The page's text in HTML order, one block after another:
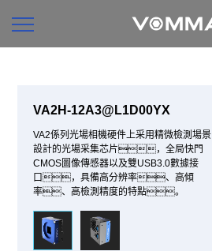
VA2H-12A3@L1D00YX
VA2係列光場相機硬件上采用精微檢測場景
設計的光場采集芯片，全局快門
CMOS圖像傳感器以及雙USB3.0數據接
口，具備高分辨率、高傾
率、高檢測精度的特點。